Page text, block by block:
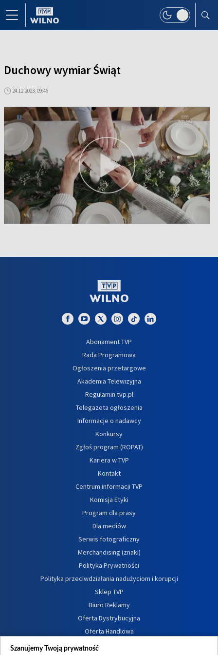
Duchowy wymiar Świąt
24.12.2023, 09:46
Abonament TVP
Rada Programowa
Ogłoszenia przetargowe
Akademia Telewizyjna
Regulamin tvp.pl
Telegazeta ogłoszenia
Informacje o nadawcy
Konkursy
Zgłoś program (ROPAT)
Kariera w TVP
Kontakt
Centrum informacji TVP
Komisja Etyki
Program dla prasy
Dla mediów
Serwis fotograficzny
Merchandising (znaki)
Polityka Prywatności
Polityka przeciwdziałania nadużyciom i korupcji
Sklep TVP
Biuro Reklamy
Oferta Dystrybucyjna
Oferta Handlowa
Dostępność
Szanujemy Twoją prywatność